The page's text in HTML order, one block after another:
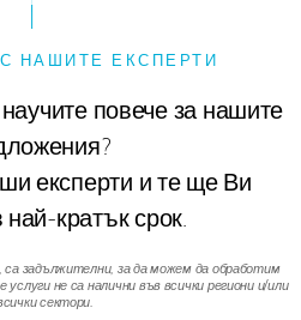
НАШИТЕ ЕКСПЕРТИ
повече за нашите
експерти и те ще Ви
най-кратък срок.
задължителни, за да можем да обработим
не са налични във всички региони и/или
сектори.